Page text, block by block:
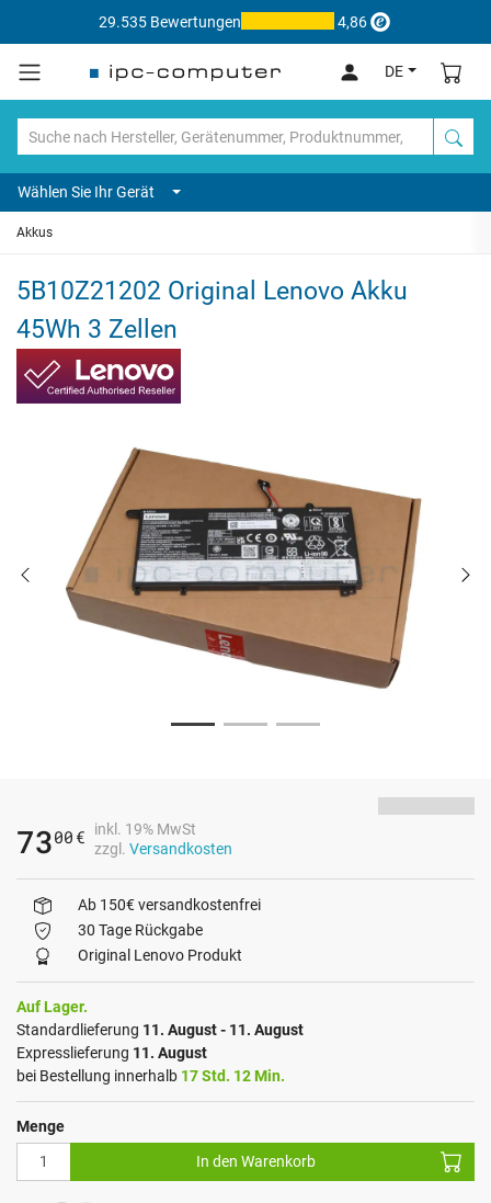
29.535 Bewertungen 4,86
DE
Wählen Sie Ihr Gerät
Akkus
5B10Z21202 Original Lenovo Akku
45Wh 3 Zellen
7300 €
inkl. 19% MwSt
zzgl. Versandkosten
Ab 150€ versandkostenfrei
30 Tage Rückgabe
Original Lenovo Produkt
Auf Lager.
Standardlieferung 11. August - 11. August
Expresslieferung 11. August
bei Bestellung innerhalb 17 Std. 12 Min.
Menge
In den Warenkorb